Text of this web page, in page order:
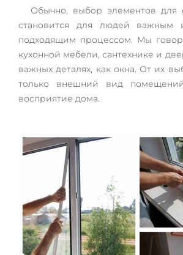
Обычно, выбор элементов для
становится для людей важным
подходящим процессом. Мы
кухонной мебели, сантехнике и
важных деталях, как окна. От их
только внешний вид
восприятие дома.